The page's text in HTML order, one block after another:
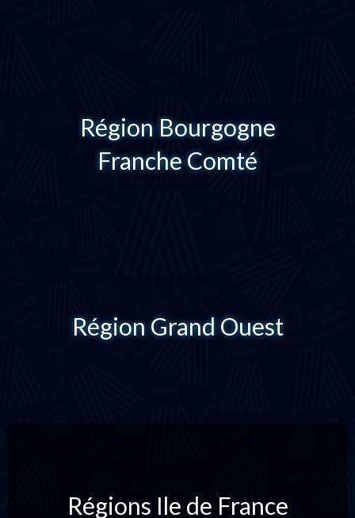
Région Bourgogne
Franche Comté
Région Grand Ouest
Régions Ile de France